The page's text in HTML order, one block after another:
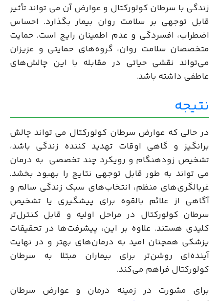
زندگی با سرطان کولورکتال و عوارض آن می تواند تأثیر
قابل توجهی بر سلامت روان بیمار بگذارد. احساس
اضطراب، افسردگی و عدم اطمینان رایج است. حمایت
متخصصان سلامت روان، گروه‌های حمایتی و عزیزان
می‌تواند نقشی حیاتی در مقابله با این چالش‌های
عاطفی داشته باشد.
نتیجه
در حالی که عوارض سرطان کولورکتال می تواند چالش
برانگیز و گاهی اوقات تهدید کننده زندگی باشد،
تشخیص زودهنگام و رویکرد چند تخصصی به درمان
می تواند به طور قابل توجهی نتایج را بهبود بخشد.
غربالگری‌های منظم، انتخاب‌های سبک زندگی سالم و
آگاهی از علائم بالقوه برای پیشگیری یا تشخیص
سرطان کولورکتال در مراحل اولیه و قابل کنترل‌تر
کلیدی هستند. علاوه بر این، پیشرفت‌ها در تحقیقات
پزشکی همچنان امید به درمان‌های بهتر و در نهایت
آینده‌ای روشن‌تر برای بیماران مبتلا به سرطان
کولورکتال فراهم می‌کند.
برای مشورت در زمینه درمان و عوارض سرطان